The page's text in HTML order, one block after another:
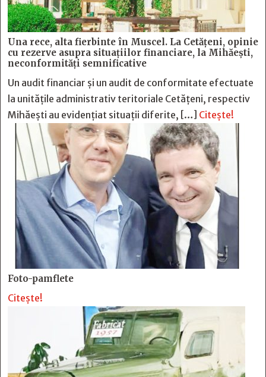
Una rece, alta fierbinte în Muscel. La Cetăţeni, opinie
cu rezerve asupra situaţiilor financiare, la Mihăeşti,
neconformităţi semnificative
Un audit financiar și un audit de conformitate efectuate
la unitățile administrativ teritoriale Cetățeni, respectiv
Mihăești au evidențiat situații diferite, […] Citește!
Foto-pamflete
Citește!